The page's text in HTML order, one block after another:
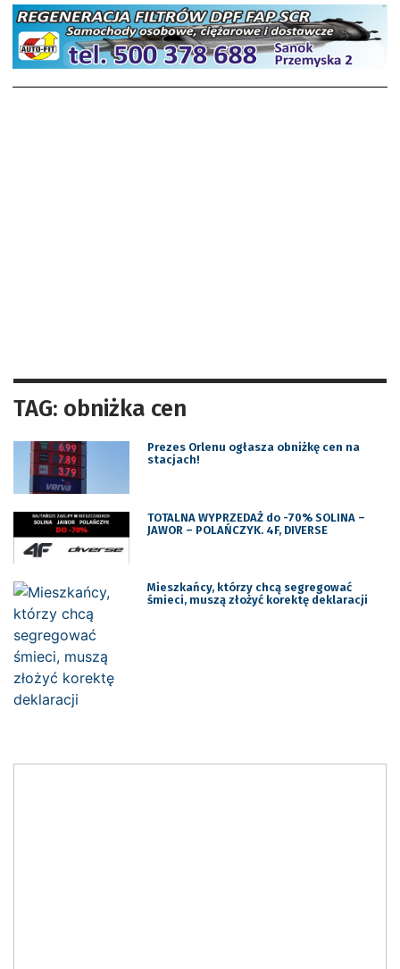
TAG: obniżka cen
Prezes Orlenu ogłasza obniżkę cen na
stacjach!
TOTALNA WYPRZEDAŻ do -70% SOLINA –
JAWOR – POLAŃCZYK. 4F, DIVERSE
Mieszkańcy, którzy chcą segregować
śmieci, muszą złożyć korektę deklaracji